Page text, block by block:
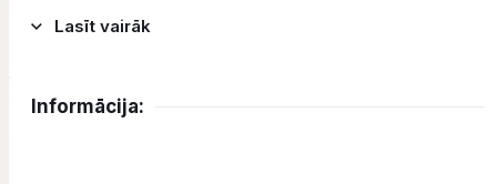
Lasīt vairāk
Informācija: